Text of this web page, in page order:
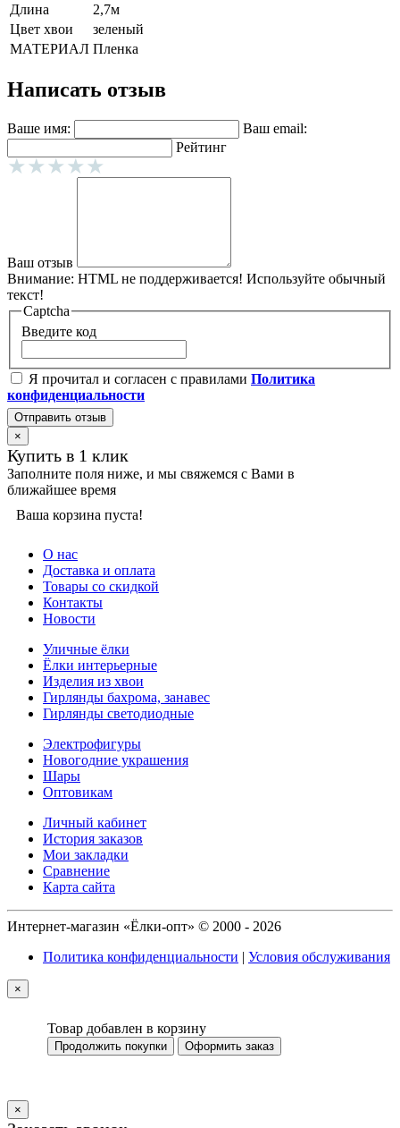
Длина
2,7м
Цвет хвои
зеленый
МАТЕРИАЛ Пленка
Написать отзыв
Ваше имя:
Ваш email:
Рейтинг
Ваш отзыв
Внимание: HTML не поддерживается! Используйте обычный
текст!
Captcha
Введите код
Я прочитал и согласен с правилами Политика
конфиденциальности
Отправить отзыв
×
Купить в 1 клик
Заполните поля ниже, и мы свяжемся с Вами в
ближайшее время
Ваша корзина пуста!
О нас
Доставка и оплата
Товары со скидкой
Контакты
Новости
Уличные ёлки
Ёлки интерьерные
Изделия из хвои
Гирлянды бахрома, занавес
Гирлянды светодиодные
Электрофигуры
Новогодние украшения
Шары
Оптовикам
Личный кабинет
История заказов
Мои закладки
Сравнение
Карта сайта
Интернет-магазин «Ёлки-опт» © 2000 - 2026
Политика конфиденциальности | Условия обслуживания
×
Товар добавлен в корзину
Продолжить покупки Оформить заказ
×